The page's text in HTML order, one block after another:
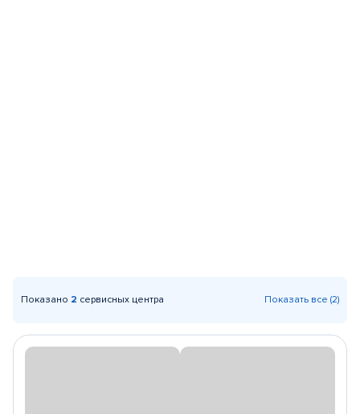
Показано 2 сервисных центра Показать все (2)